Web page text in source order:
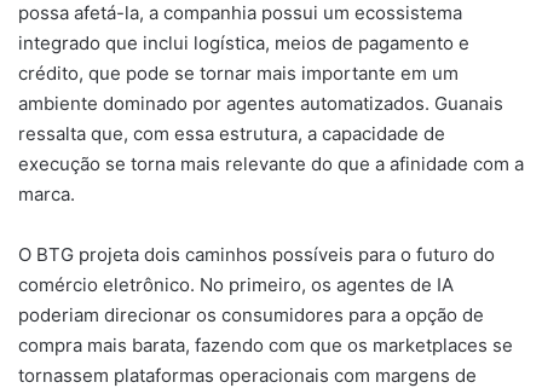
possa afetá-la, a companhia possui um ecossistema
integrado que inclui logística, meios de pagamento e
crédito, que pode se tornar mais importante em um
ambiente dominado por agentes automatizados. Guanais
ressalta que, com essa estrutura, a capacidade de
execução se torna mais relevante do que a afinidade com a
marca.
O BTG projeta dois caminhos possíveis para o futuro do
comércio eletrônico. No primeiro, os agentes de IA
poderiam direcionar os consumidores para a opção de
compra mais barata, fazendo com que os marketplaces se
tornassem plataformas operacionais com margens de